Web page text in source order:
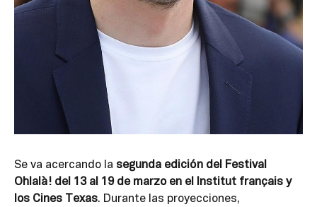
Se va acercando la segunda edición del Festival
Ohlalà! del 13 al 19 de marzo en el Institut français y
los Cines Texas. Durante las proyecciones,